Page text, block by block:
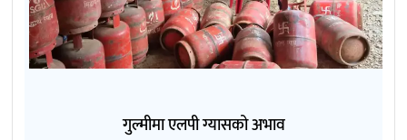
गुल्मीमा एलपी ग्यासको अभाव